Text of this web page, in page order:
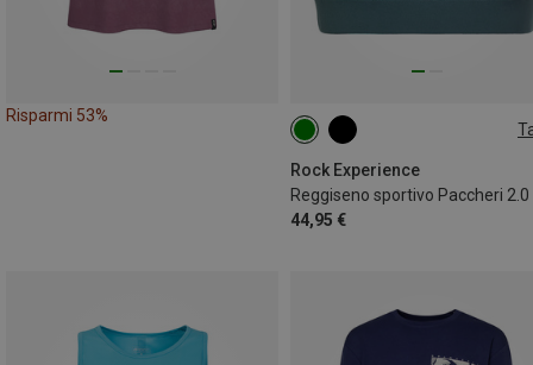
Risparmi 53%
Rock Experience
44,95 €
XS S